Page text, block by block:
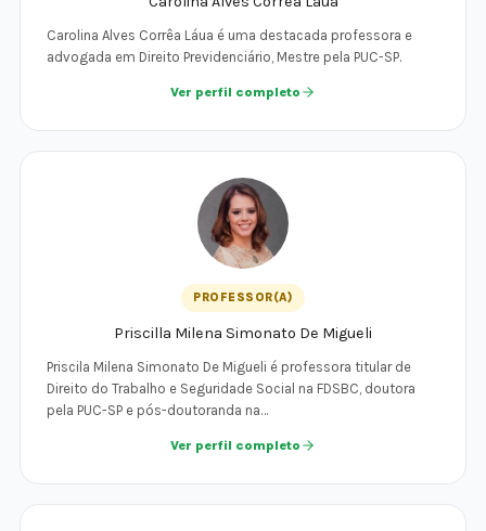
Carolina Alves Corrêa Láua é uma destacada professora e
advogada em Direito Previdenciário, Mestre pela PUC-SP.
Ver perfil completo
PROFESSOR(A)
Priscilla Milena Simonato De Migueli
Priscila Milena Simonato De Migueli é professora titular de
Direito do Trabalho e Seguridade Social na FDSBC, doutora
pela PUC-SP e pós-doutoranda na…
Ver perfil completo